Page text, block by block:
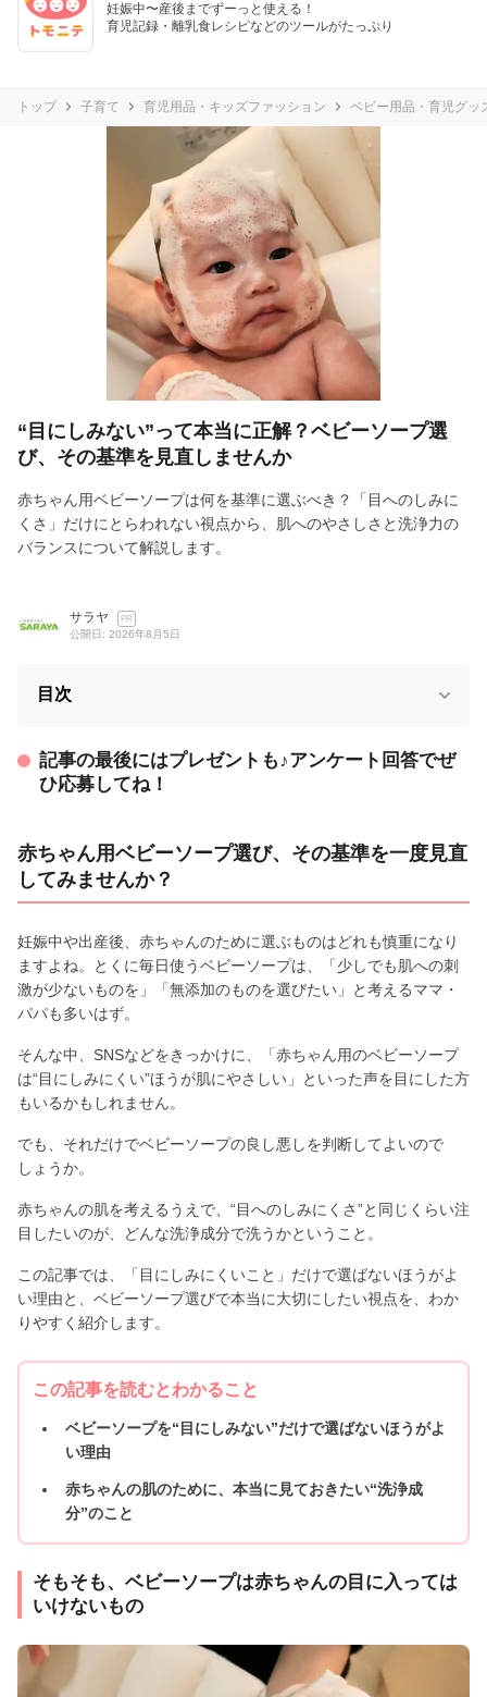
妊娠中〜産後までずーっと使える！
育児記録・離乳食レシピなどのツールがたっぷり
トップ 子育て 育児用品・キッズファッション ベビー用品・育児グッ
“目にしみない”って本当に正解？ベビーソープ選
び、その基準を見直しませんか
赤ちゃん用ベビーソープは何を基準に選ぶべき？「目へのしみに
くさ」だけにとらわれない視点から、肌へのやさしさと洗浄力の
バランスについて解説します。
サラヤ PR
公開日: 2026年8月5日
目次
記事の最後にはプレゼントも♪アンケート回答でぜ
ひ応募してね！
赤ちゃん用ベビーソープ選び、その基準を一度見直
してみませんか？
妊娠中や出産後、赤ちゃんのために選ぶものはどれも慎重になり
ますよね。とくに毎日使うベビーソープは、「少しでも肌への刺
激が少ないものを」「無添加のものを選びたい」と考えるママ・
パパも多いはず。
そんな中、SNSなどをきっかけに、「赤ちゃん用のベビーソープ
は“目にしみにくい”ほうが肌にやさしい」といった声を目にした方
もいるかもしれません。
でも、それだけでベビーソープの良し悪しを判断してよいので
しょうか。
赤ちゃんの肌を考えるうえで、“目へのしみにくさ”と同じくらい注
目したいのが、どんな洗浄成分で洗うかということ。
この記事では、「目にしみにくいこと」だけで選ばないほうがよ
い理由と、ベビーソープ選びで本当に大切にしたい視点を、わか
りやすく紹介します。
この記事を読むとわかること
ベビーソープを“目にしみない”だけで選ばないほうがよ
い理由
赤ちゃんの肌のために、本当に見ておきたい“洗浄成
分”のこと
そもそも、ベビーソープは赤ちゃんの目に入っては
いけないもの